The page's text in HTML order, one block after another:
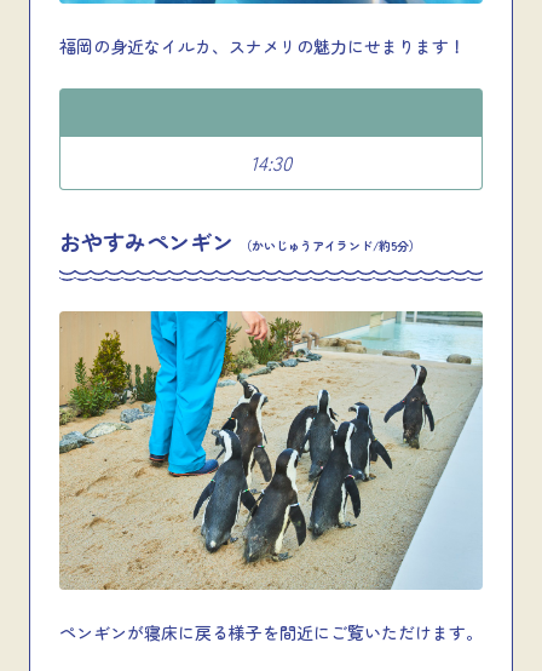
福岡の身近なイルカ、スナメリの魅力にせまります！
14:30
おやすみペンギン （かいじゅうアイランド/約5分）
ペンギンが寝床に戻る様子を間近にご覧いただけます。